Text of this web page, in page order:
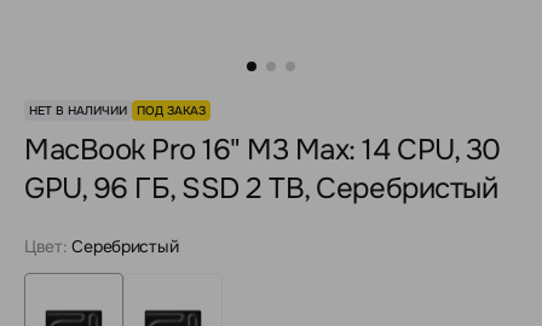
НЕТ В НАЛИЧИИ ПОД ЗАКАЗ
MacBook Pro 16" M3 Max: 14 CPU, 30
GPU, 96 ГБ, SSD 2 TB, Серебристый
Цвет: Серебристый